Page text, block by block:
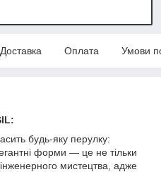
Доставка Оплата Умови
будь-яку перулку:
форми — це не тільки
мистецтва, адже